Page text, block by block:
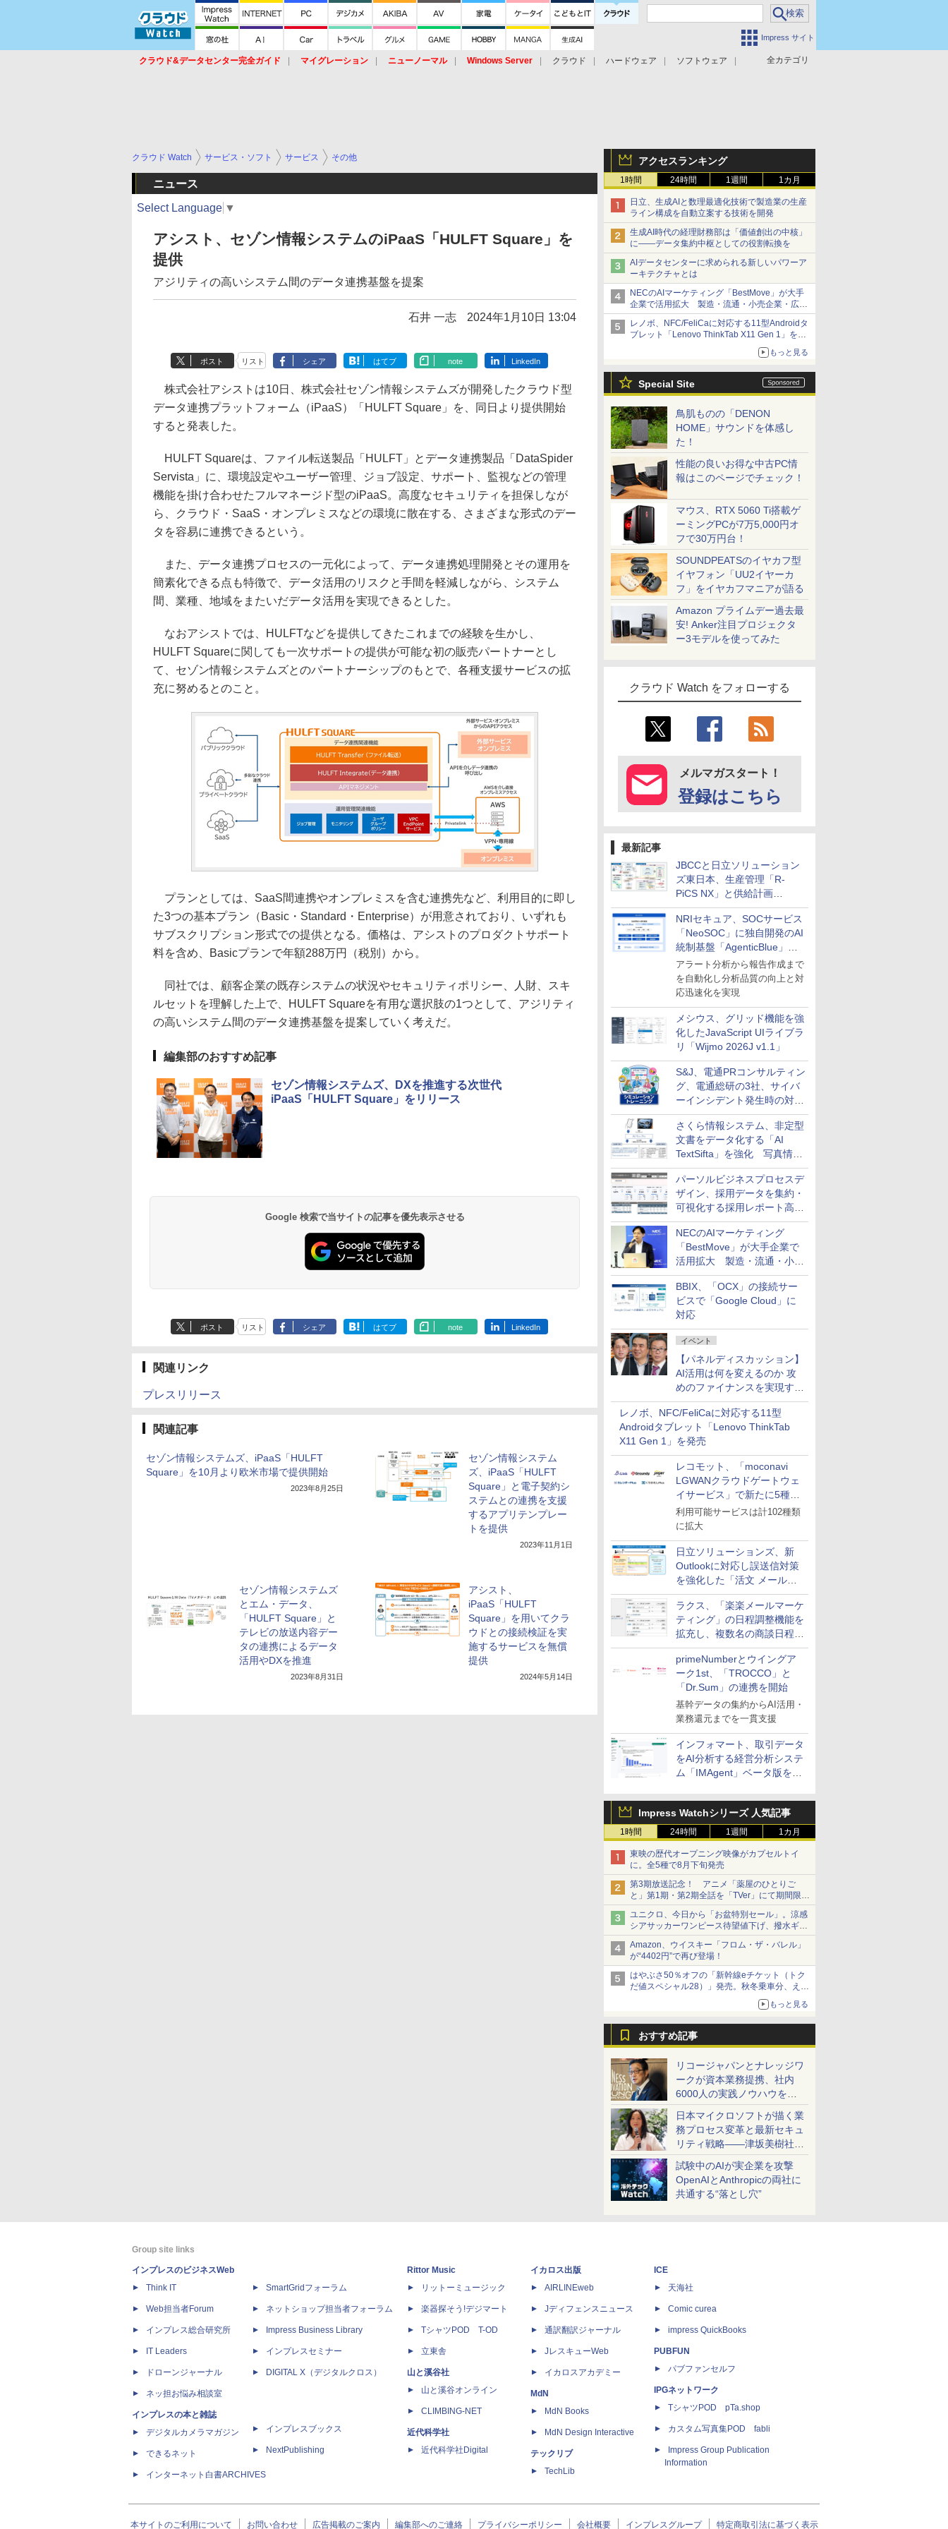
Impress サイト
全カテゴリ
クラウド&データセンター完全ガイド マイグレーション ニューノーマル Windows Server クラウド ハードウェア
ソフトウェア
アクセスランキング
1時間 24時間 1週間 1カ月
日立、生成AIと数理最適化技術で製造業の生産
ライン構成を自動立案する技術を開発
生成AI時代の経理財務部は「価値創出の中核」
に――データ集約中枢としての役割転換を
AIデータセンターに求められる新しいパワーア
ーキテクチャとは
NECのAIマーケティング「BestMove」が大手
企業で活用拡大 製造・流通・小売企業・広告
代理店などが実装フェーズへ
レノボ、NFC/FeliCaに対応する11型Androidタ
ブレット「Lenovo ThinkTab X11 Gen 1」を発
もっと見る
Special Site
鳥肌ものの「DENON
HOME」サウンドを体感し
た！
性能の良いお得な中古PC情
報はこのページでチェック！
マウス、RTX 5060 Ti搭載ゲ
ーミングPCが7万5,000円オ
フで30万円台！
SOUNDPEATSのイヤカフ型
イヤフォン「UU2イヤーカ
フ」をイヤカフマニアが語る
Amazon プライムデー過去最
安! Anker注目プロジェクタ
ー3モデルを使ってみた
クラウド Watch をフォローする
メルマガスタート！
登録はこちら
最新記事
JBCCと日立ソリューション
ズ東日本、生産管理「R-
PiCS NX」と供給計画
「scSQUARE ISP」の連携サ
ービスを提供開始
NRIセキュア、SOCサービス
「NeoSOC」に独自開発のAI
統制基盤「AgenticBlue」を
導入
アラート分析から報告作成まで
を自動化し分析品質の向上と対
応迅速化を実現
メシウス、グリッド機能を強
化したJavaScript UIライブラ
リ「Wijmo 2026J v1.1」
S&J、電通PRコンサルティン
グ、電通総研の3社、サイバ
ーインシデント発生時の対応
と危機管理広報を一体的に訓
練するプログラムを提供
さくら情報システム、非定型
文書をデータ化する「AI
TextSifta」を強化 写真情報
のデータ化などに対応
パーソルビジネスプロセスデ
ザイン、採用データを集約・
可視化する採用レポート高速
化サービスを提供
NECのAIマーケティング
「BestMove」が大手企業で
活用拡大 製造・流通・小売
企業・広告代理店などが実装
フェーズへ
BBIX、「OCX」の接続サー
ビスで「Google Cloud」に
対応
イベント
【パネルディスカッション】
AI活用は何を変えるのか 攻
めのファイナンスを実現する
業務設計とマインドセット変
革
レノボ、NFC/FeliCaに対応する11型
Androidタブレット「Lenovo ThinkTab
X11 Gen 1」を発売
レコモット、「moconavi
LGWANクラウドゲートウェ
イサービス」で新たに5種類
のサービスと連携開始
利用可能サービスは計102種類
に拡大
日立ソリューションズ、新
Outlookに対応し誤送信対策
を強化した「活文 メール誤
送信防止アドインサービス」
を提供
ラクス、「楽楽メールマーケ
ティング」の日程調整機能を
拡充し、複数名の商談日程調
整を効率化
primeNumberとウイングア
ーク1st、「TROCCO」と
「Dr.Sum」の連携を開始
基幹データの集約からAI活用・
業務還元までを一貫支援
インフォマート、取引データ
をAI分析する経営分析システ
ム「IMAgent」ベータ版を提
Impress Watchシリーズ 人気記事
1時間 24時間 1週間 1カ月
東映の歴代オープニング映像がカプセルトイ
に。全5種で8月下旬発売
第3期放送記念！ アニメ「薬屋のひとりご
と」第1期・第2期全話を「TVer」にて期間限定
で順次無料配信開始
ユニクロ、今日から「お盆特別セール」。涼感
シアサッカーワンピース待望値下げ、撥水ギア
ショーツは1990円に
Amazon、ウイスキー「フロム・ザ・バレル」
が“4402円”で再び登場！
はやぶさ50％オフの「新幹線eチケット（トク
だ値スペシャル28）」発売。秋冬乗車分、えき
もっと見る
おすすめ記事
リコージャパンとナレッジワ
ークが資本業務提携、社内
6000人の実践ノウハウを生
かした「AI商談記録 for
RICOH」を展開へ
日本マイクロソフトが描く業
務プロセス変革と最新セキュ
リティ戦略――津坂美樹社長
が2027年度戦略を説明
試験中のAIが実企業を攻撃
OpenAIとAnthropicの両社に
共通する“落とし穴”
クラウド Watch サービス・ソフト サービス その他
ニュース
Select Language ▼
アシスト、セゾン情報システムのiPaaS「HULFT Square」を
提供
アジリティの高いシステム間のデータ連携基盤を提案
石井 一志 2024年1月10日 13:04
ポスト リスト シェア はてブ note LinkedIn
株式会社アシストは10日、株式会社セゾン情報システムズが開発したクラウド型
データ連携プラットフォーム（iPaaS）「HULFT Square」を、同日より提供開始
すると発表した。
HULFT Squareは、ファイル転送製品「HULFT」とデータ連携製品「DataSpider
Servista」に、環境設定やユーザー管理、ジョブ設定、サポート、監視などの管理
機能を掛け合わせたフルマネージド型のiPaaS。高度なセキュリティを担保しなが
ら、クラウド・SaaS・オンプレミスなどの環境に散在する、さまざまな形式のデー
タを容易に連携できるという。
また、データ連携プロセスの一元化によって、データ連携処理開発とその運用を
簡素化できる点も特徴で、データ活用のリスクと手間を軽減しながら、システム
間、業種、地域をまたいだデータ活用を実現できるとした。
なおアシストでは、HULFTなどを提供してきたこれまでの経験を生かし、
HULFT Squareに関しても一次サポートの提供が可能な初の販売パートナーとし
て、セゾン情報システムズとのパートナーシップのもとで、各種支援サービスの拡
充に努めるとのこと。
プランとしては、SaaS間連携やオンプレミスを含む連携先など、利用目的に即し
た3つの基本プラン（Basic・Standard・Enterprise）が用意されており、いずれも
サブスクリプション形式での提供となる。価格は、アシストのプロダクトサポート
料を含め、Basicプランで年額288万円（税別）から。
同社では、顧客企業の既存システムの状況やセキュリティポリシー、人財、スキ
ルセットを理解した上で、HULFT Squareを有用な選択肢の1つとして、アジリティ
の高いシステム間のデータ連携基盤を提案していく考えだ。
編集部のおすすめ記事
セゾン情報システムズ、DXを推進する次世代
iPaaS「HULFT Square」をリリース
Google 検索で当サイトの記事を優先表示させる
ポスト リスト シェア はてブ note LinkedIn
関連リンク
プレスリリース
関連記事
セゾン情報システムズ、iPaaS「HULFT
Square」を10月より欧米市場で提供開始
2023年8月25日
セゾン情報システム
ズ、iPaaS「HULFT
Square」と電子契約シ
ステムとの連携を支援
するアプリテンプレー
トを提供
2023年11月1日
セゾン情報システムズ
とエム・データ、
「HULFT Square」と
テレビの放送内容デー
タの連携によるデータ
活用やDXを推進
2023年8月31日
アシスト、
iPaaS「HULFT
Square」を用いてクラ
ウドとの接続検証を実
施するサービスを無償
提供
2024年5月14日
Group site links
インプレスのビジネスWeb
Think IT
Web担当者Forum
インプレス総合研究所
IT Leaders
ドローンジャーナル
ネッ担お悩み相談室
インプレスの本と雑誌
デジタルカメラマガジン
できるネット
インターネット白書ARCHIVES
SmartGridフォーラム
ネットショップ担当者フォーラム
Impress Business Library
インプレスセミナー
DIGITAL X（デジタルクロス）
インプレスブックス
NextPublishing
Rittor Music
リットーミュージック
楽器探そう!デジマート
TシャツPOD T-OD
立東舎
山と溪谷社
山と溪谷オンライン
CLIMBING-NET
近代科学社
近代科学社Digital
イカロス出版
AIRLINEweb
Jディフェンスニュース
通訳翻訳ジャーナル
JレスキューWeb
イカロスアカデミー
MdN
MdN Books
MdN Design Interactive
テックリブ
TechLib
ICE
天海社
Comic curea
impress QuickBooks
PUBFUN
パブファンセルフ
IPGネットワーク
TシャツPOD pTa.shop
カスタム写真集POD fabli
Impress Group Publication
Information
本サイトのご利用について お問い合わせ 広告掲載のご案内 編集部へのご連絡 プライバシーポリシー 会社概要 インプレスグループ 特定商取引法に基づく表示